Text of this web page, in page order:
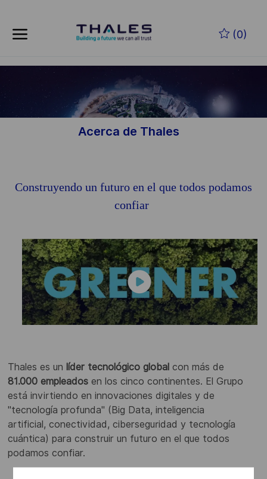
(0)
-
Acerca de Thales
Construyendo un futuro en el que todos podamos
confiar
Thales es un líder tecnológico global con más de
81.000 empleadosen los cinco continentes. El Grupo
está invirtiendo en innovaciones digitales y de
"tecnología profunda" (Big Data, inteligencia
artificial, conectividad, ciberseguridad y tecnología
cuántica) para construir un futuro en el que todos
podamos confiar.